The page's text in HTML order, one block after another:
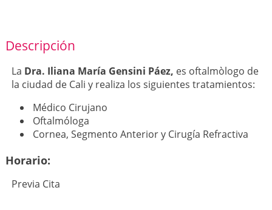
Descripción
La Dra. Iliana María Gensini Páez, es oftalmòlogo de
la ciudad de Cali y realiza los siguientes tratamientos:
Médico Cirujano
Oftalmóloga
Cornea, Segmento Anterior y Cirugía Refractiva
Horario:
Previa Cita